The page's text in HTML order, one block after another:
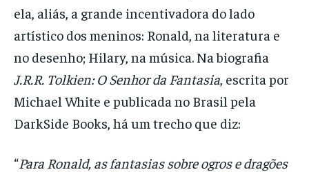
ela, aliás, a grande incentivadora do lado
artístico dos meninos: Ronald, na literatura e
no desenho; Hilary, na música. Na biografia
J.R.R. Tolkien: O Senhor da Fantasia , escrita por
Michael White e publicada no Brasil pela
DarkSide Books, há um trecho que diz:
“Para Ronald, as fantasias sobre ogros e dragões